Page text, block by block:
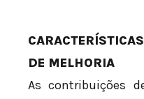
DE MELHORIA
As contribuições